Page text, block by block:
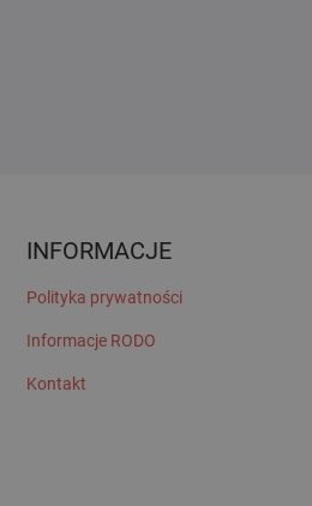
INFORMACJE
Polityka prywatności
Informacje RODO
Kontakt